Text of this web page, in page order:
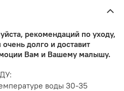
рекомендаций по уходу,
долго и доставит
Вам и Вашему малышу.
воды 30-35